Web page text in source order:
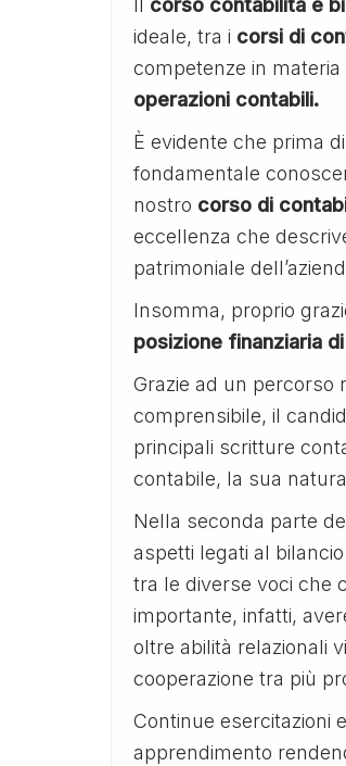
Il corso contabilità e
ideale, tra i corsi di
competenze in
operazioni contabili.
È evidente che prima
fondamentale
nostro corso di
eccellenza che
patrimoniale
Insomma, proprio
posizione finanziaria
Grazie ad un percorso
comprensibile, il
principali scritture
contabile, la sua
Nella seconda parte
aspetti legati al
tra le diverse voci che
importante, infatti,
oltre abilità relazionali
cooperazione tra più
Continue esercitazioni
apprendimento